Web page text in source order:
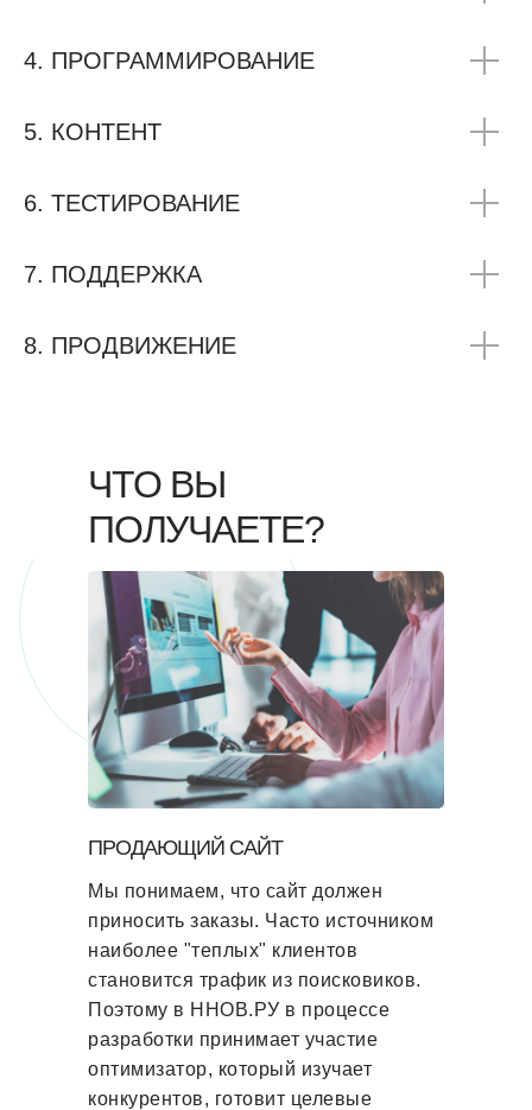
4. ПРОГРАММИРОВАНИЕ
5. КОНТЕНТ
6. ТЕСТИРОВАНИЕ
7. ПОДДЕРЖКА
8. ПРОДВИЖЕНИЕ
ЧТО ВЫ
ПОЛУЧАЕТЕ?
ПРОДАЮЩИЙ САЙТ
Мы понимаем, что сайт должен
приносить заказы. Часто источником
наиболее "теплых" клиентов
становится трафик из поисковиков.
Поэтому в ННОВ.РУ в процессе
разработки принимает участие
оптимизатор, который изучает
конкурентов, готовит целевые